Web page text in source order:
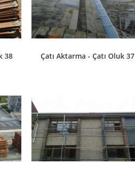
38 Çatı Aktarma - Çatı Oluk 37